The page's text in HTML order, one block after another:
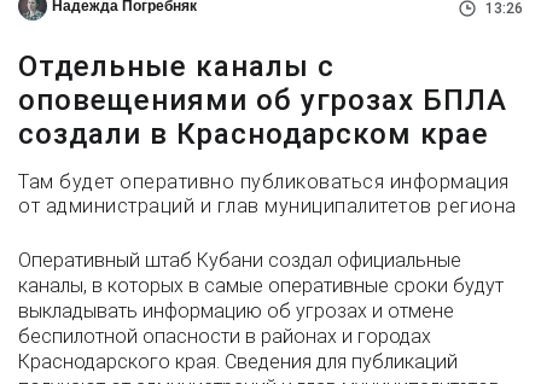
Надежда Погребняк 13:26
Отдельные каналы с
оповещениями об угрозах БПЛА
создали в Краснодарском крае
Там будет оперативно публиковаться информация
от администраций и глав муниципалитетов региона
Оперативный штаб Кубани создал официальные
каналы, в которых в самые оперативные сроки будут
выкладывать информацию об угрозах и отмене
беспилотной опасности в районах и городах
Краснодарского края. Сведения для публикаций